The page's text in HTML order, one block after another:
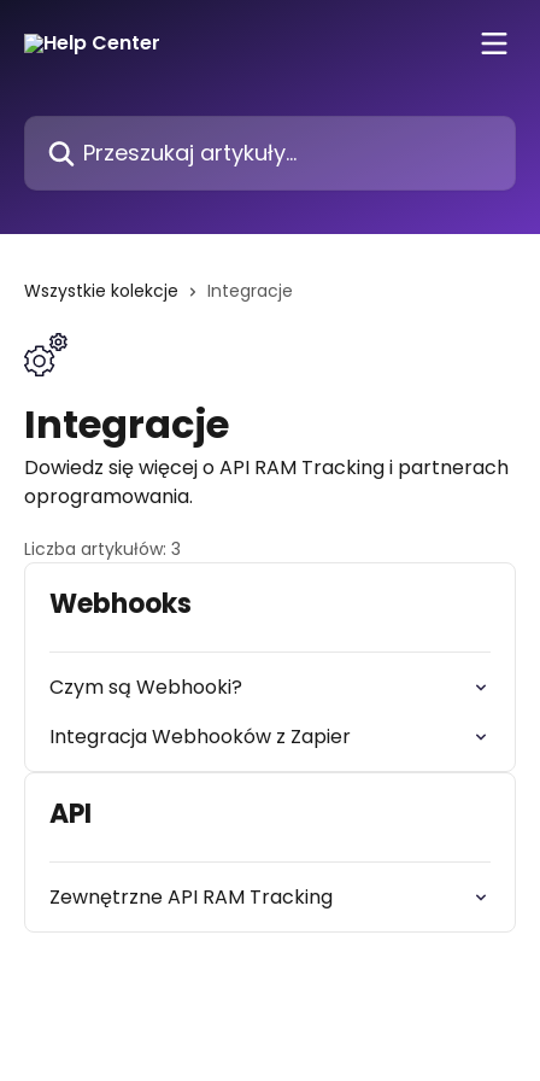
Przeszukaj artykuły...
Wszystkie kolekcje Integracje
Integracje
Dowiedz się więcej o API RAM Tracking i partnerach
oprogramowania.
Liczba artykułów: 3
Webhooks
Czym są Webhooki?
Integracja Webhooków z Zapier
API
Zewnętrzne API RAM Tracking